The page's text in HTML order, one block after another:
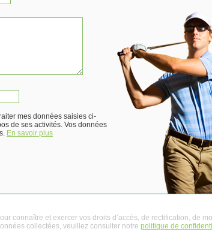
mes données saisies ci-
de ses activités. Vos données
En savoir plus
connaître et exercer vos droits d’accès, de rectification, de
collectées, veuillez consulter notre politique de